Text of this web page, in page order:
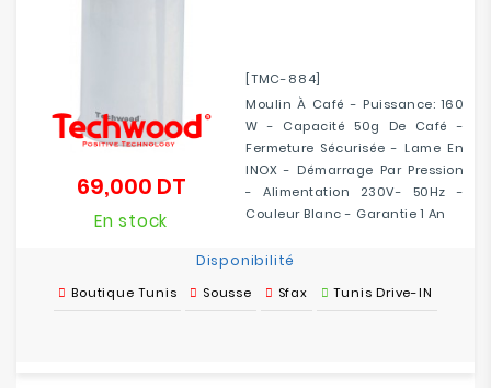
[TMC-884]
Moulin À Café - Puissance: 160
W - Capacité 50g De Café -
Fermeture Sécurisée - Lame En
INOX - Démarrage Par Pression
- Alimentation 230V- 50Hz -
Couleur Blanc - Garantie 1 An
69,000 DTPrix
En stock
Disponibilité
Boutique Tunis Sousse Sfax Tunis Drive-IN